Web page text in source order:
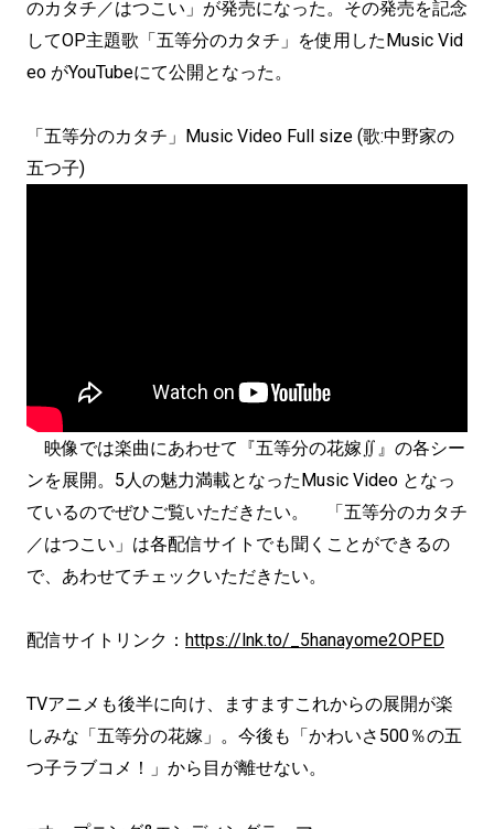
のカタチ／はつこい」が発売になった。その発売を記念
してOP主題歌「五等分のカタチ」を使用したMusic Vid
eo がYouTubeにて公開となった。
「五等分のカタチ」Music Video Full size (歌:中野家の
五つ子)
映像では楽曲にあわせて『五等分の花嫁∬』の各シー
ンを展開。5人の魅力満載となったMusic Video となっ
ているのでぜひご覧いただきたい。 「五等分のカタチ
／はつこい」は各配信サイトでも聞くことができるの
で、あわせてチェックいただきたい。
配信サイトリンク： https://lnk.to/_5hanayome2OPED
TVアニメも後半に向け、ますますこれからの展開が楽
しみな「五等分の花嫁」。今後も「かわいさ500％の五
つ子ラブコメ！」から目が離せない。